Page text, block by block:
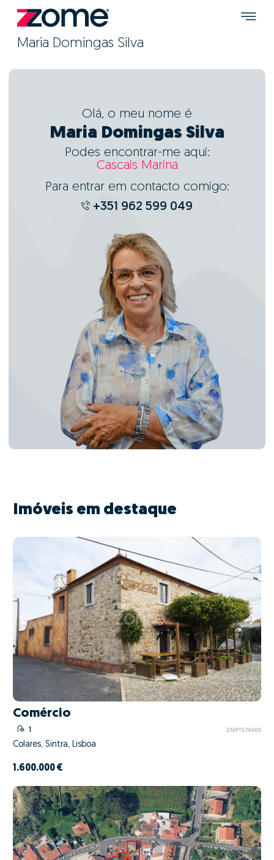
Maria Domingas Silva
Olá, o meu nome é
Maria Domingas Silva
Podes encontrar-me aqui:
Cascais Marina
Para entrar em contacto comigo:
+351 962 599 049
Imóveis em destaque
Comércio
1 ZMPT574909
Colares, Sintra, Lisboa
1.600.000 €